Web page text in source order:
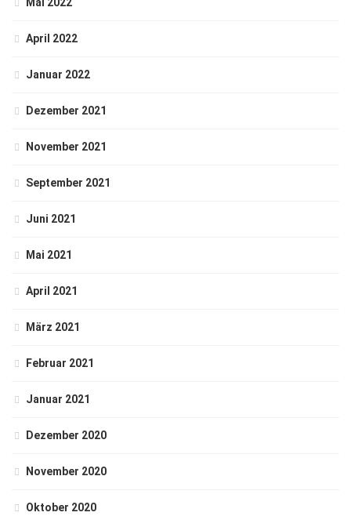
April 2022
Januar 2022
Dezember 2021
November 2021
September 2021
Juni 2021
Mai 2021
April 2021
März 2021
Februar 2021
Januar 2021
Dezember 2020
November 2020
Oktober 2020